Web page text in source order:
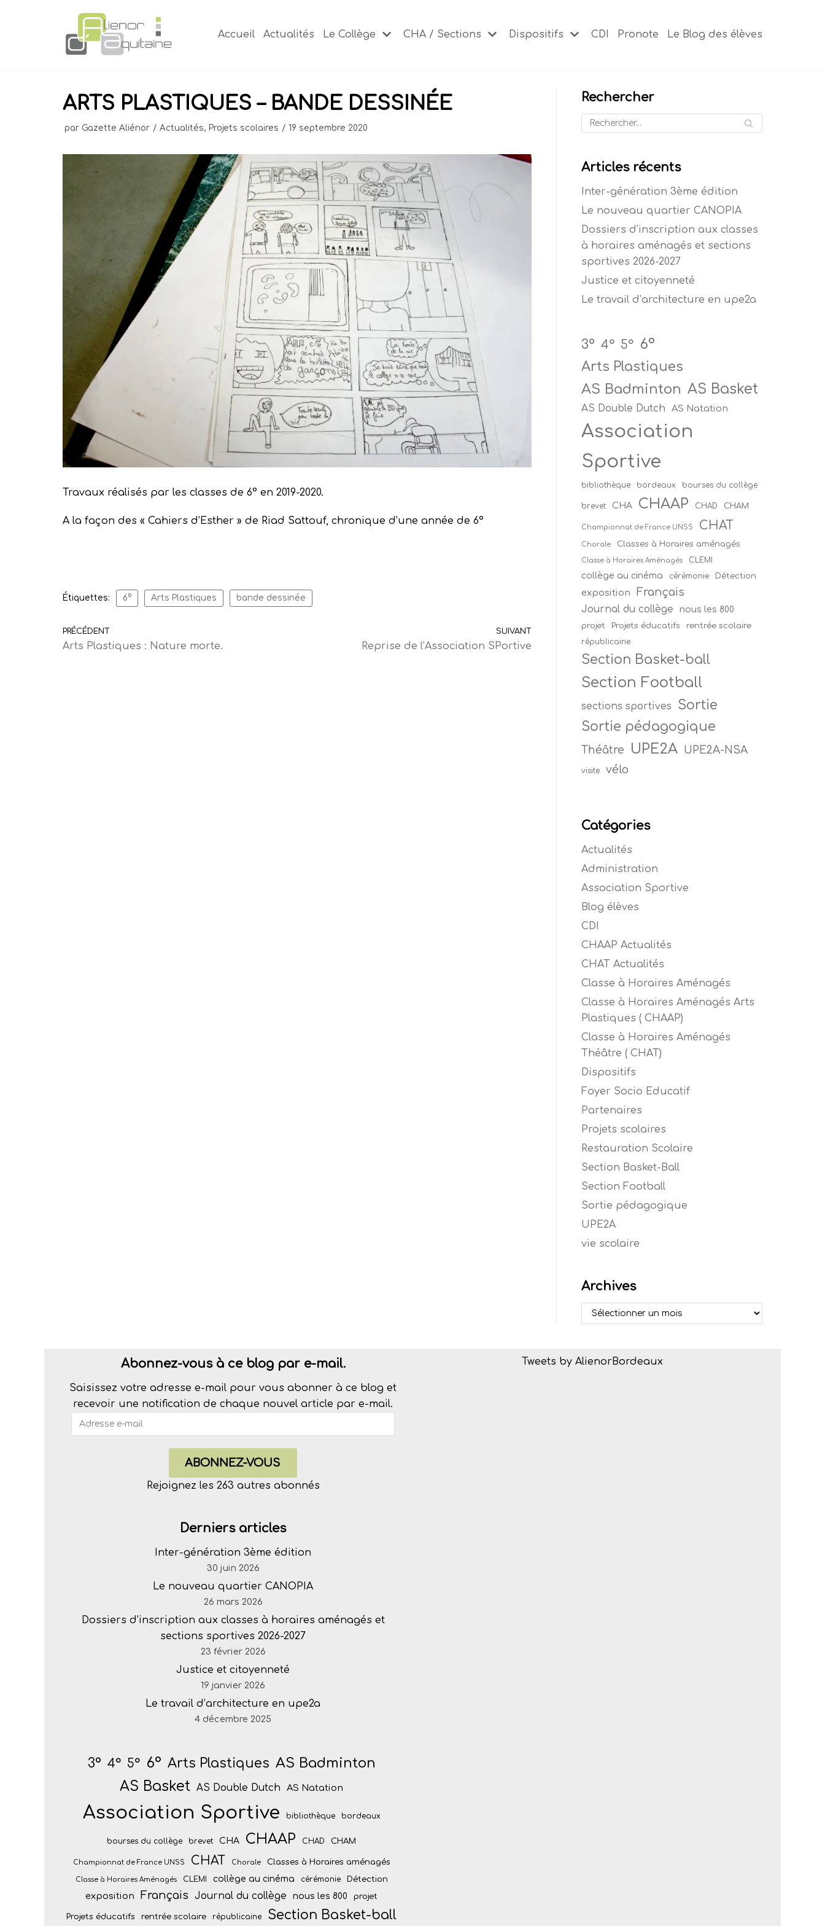
Accueil Actualités Le Collège CHA / Sections Dispositifs CDI Pronote Le Blog des élèves
ARTS PLASTIQUES – BANDE DESSINÉE
par Gazette Aliénor Actualités, Projets scolaires 19 septembre 2020
Travaux réalisés par les classes de 6° en 2019-2020.
A la façon des « Cahiers d’Esther » de Riad Sattouf, chronique d’une année de 6°
Étiquettes: 6° Arts Plastiques bande dessinée
PRÉCÉDENT
Arts Plastiques : Nature morte.
SUIVANT
Reprise de l’Association SPortive
Rechercher
Articles récents
Inter-génération 3ème édition
Le nouveau quartier CANOPIA
Dossiers d’inscription aux classes
à horaires aménagés et sections
sportives 2026-2027
Justice et citoyenneté
Le travail d’architecture en upe2a
3° 4° 5° 6°
Arts Plastiques
AS Badminton AS Basket
AS Double Dutch AS Natation
Association
Sportive
bibliothèque bordeaux bourses du collège
brevet CHA CHAAP CHAD CHAM
Championnat de France UNSS CHAT
Chorale Classes à Horaires aménagés
Classe à Horaires Aménagés CLEMI
collège au cinéma cérémonie Détection
exposition Français
Journal du collège
nous les 800
projet
Projets éducatifs rentrée scolaire
républicaine
Section Basket-ball
Section Football
sections sportives
Sortie
Sortie pédagogique
Théâtre UPE2A UPE2A-NSA
visite vélo
Catégories
Actualités
Administration
Association Sportive
Blog élèves
CDI
CHAAP Actualités
CHAT Actualités
Classe à Horaires Aménagés
Classe à Horaires Aménagés Arts
Plastiques ( CHAAP)
Classe à Horaires Aménagés
Théâtre ( CHAT)
Dispositifs
Foyer Socio Educatif
Partenaires
Projets scolaires
Restauration Scolaire
Section Basket-Ball
Section Football
Sortie pédagogique
UPE2A
vie scolaire
Archives
Abonnez-vous à ce blog par e-mail.
Saisissez votre adresse e-mail pour vous abonner à ce blog et
recevoir une notification de chaque nouvel article par e-mail.
ABONNEZ-VOUS
Rejoignez les 263 autres abonnés
Derniers articles
Inter-génération 3ème édition
30 juin 2026
Le nouveau quartier CANOPIA
26 mars 2026
Dossiers d’inscription aux classes à horaires aménagés et
sections sportives 2026-2027
23 février 2026
Justice et citoyenneté
19 janvier 2026
Le travail d’architecture en upe2a
4 décembre 2025
3° 4° 5° 6° Arts Plastiques AS Badminton
AS Basket AS Double Dutch AS Natation
Association Sportive bibliothèque bordeaux
bourses du collège brevet CHA CHAAP CHAD CHAM
Championnat de France UNSS CHAT Chorale Classes à Horaires aménagés
Classe à Horaires Aménagés CLEMI collège au cinéma cérémonie Détection
exposition Français Journal du collège nous les 800 projet
Projets éducatifs rentrée scolaire républicaine Section Basket-ball
Tweets by AlienorBordeaux